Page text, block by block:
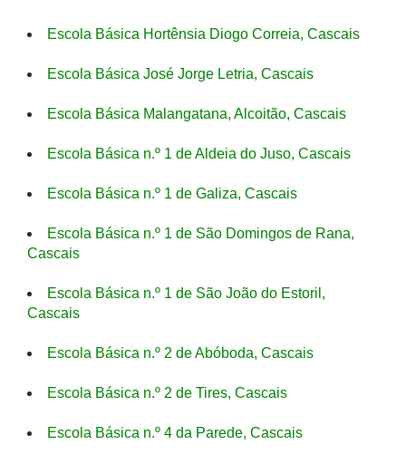
Escola Básica Hortênsia Diogo Correia, Cascais
Escola Básica José Jorge Letria, Cascais
Escola Básica Malangatana, Alcoitão, Cascais
Escola Básica n.º 1 de Aldeia do Juso, Cascais
Escola Básica n.º 1 de Galiza, Cascais
Escola Básica n.º 1 de São Domingos de Rana,
Cascais
Escola Básica n.º 1 de São João do Estoril,
Cascais
Escola Básica n.º 2 de Abóboda, Cascais
Escola Básica n.º 2 de Tires, Cascais
Escola Básica n.º 4 da Parede, Cascais